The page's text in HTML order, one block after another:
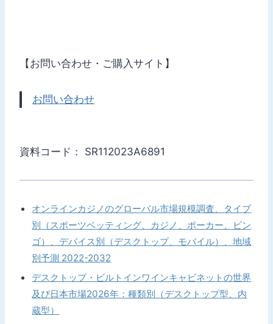
【お問い合わせ・ご購入サイト】
お問い合わせ
資料コード： SR112023A6891
オンラインカジノのグローバル市場規模調査、タイプ
別（スポーツベッティング、カジノ、ポーカー、ビン
ゴ）、デバイス別（デスクトップ、モバイル）、地域
別予測 2022-2032
デスクトップ・ビルトインワインキャビネットの世界
及び日本市場2026年：種類別（デスクトップ型、内
蔵型）